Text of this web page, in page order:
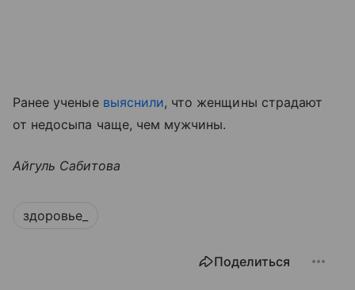
Ранее ученые выяснили, что женщины страдают
от недосыпа чаще, чем мужчины.
Айгуль Сабитова
здоровье_
Поделиться